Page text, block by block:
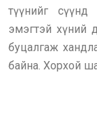
түүнийг
эмэгтэй хүний
буцалгаж
байна. Хорхой